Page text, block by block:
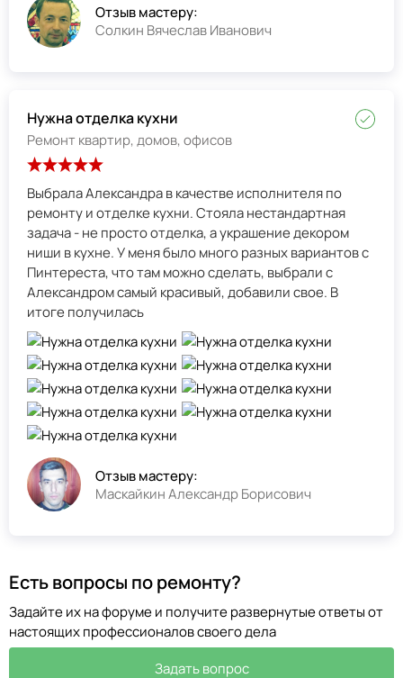
Отзыв мастеру:
Солкин Вячеслав Иванович
Нужна отделка кухни
Ремонт квартир, домов, офисов
Выбрала Александра в качестве исполнителя по
ремонту и отделке кухни. Стояла нестандартная
задача - не просто отделка, а украшение декором
ниши в кухне. У меня было много разных вариантов с
Пинтереста, что там можно сделать, выбрали с
Александром самый красивый, добавили свое. В
итоге получилась
Отзыв мастеру:
Маскайкин Александр Борисович
Есть вопросы по ремонту?
Задайте их на форуме и получите развернутые ответы от
настоящих профессионалов своего дела
Задать вопрос